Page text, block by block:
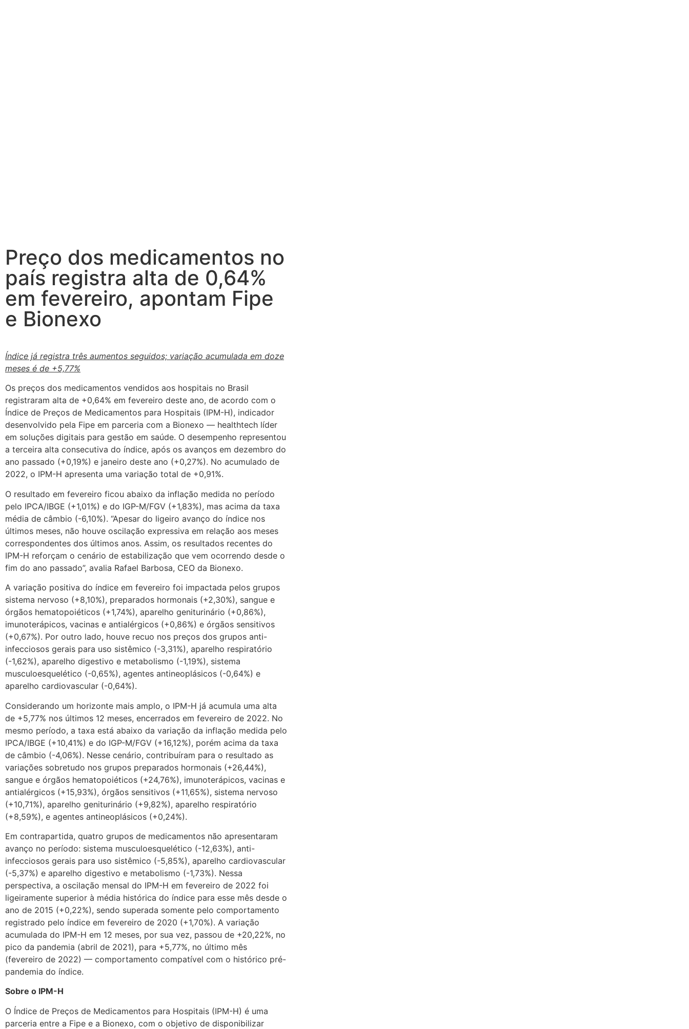
Preço dos medicamentos no
país registra alta de 0,64%
em fevereiro, apontam Fipe
e Bionexo
Índice já registra três aumentos seguidos; variação acumulada em doze
meses é de +5,77%
Os preços dos medicamentos vendidos aos hospitais no Brasil
registraram alta de +0,64% em fevereiro deste ano, de acordo com o
Índice de Preços de Medicamentos para Hospitais (IPM-H), indicador
desenvolvido pela Fipe em parceria com a Bionexo — healthtech líder
em soluções digitais para gestão em saúde. O desempenho representou
a terceira alta consecutiva do índice, após os avanços em dezembro do
ano passado (+0,19%) e janeiro deste ano (+0,27%). No acumulado de
2022, o IPM-H apresenta uma variação total de +0,91%.
O resultado em fevereiro ficou abaixo da inflação medida no período
pelo IPCA/IBGE (+1,01%) e do IGP-M/FGV (+1,83%), mas acima da taxa
média de câmbio (-6,10%). “Apesar do ligeiro avanço do índice nos
últimos meses, não houve oscilação expressiva em relação aos meses
correspondentes dos últimos anos. Assim, os resultados recentes do
IPM-H reforçam o cenário de estabilização que vem ocorrendo desde o
fim do ano passado”, avalia Rafael Barbosa, CEO da Bionexo.
A variação positiva do índice em fevereiro foi impactada pelos grupos
sistema nervoso (+8,10%), preparados hormonais (+2,30%), sangue e
órgãos hematopoiéticos (+1,74%), aparelho geniturinário (+0,86%),
imunoterápicos, vacinas e antialérgicos (+0,86%) e órgãos sensitivos
(+0,67%). Por outro lado, houve recuo nos preços dos grupos anti-
infecciosos gerais para uso sistêmico (-3,31%), aparelho respiratório
(-1,62%), aparelho digestivo e metabolismo (-1,19%), sistema
musculoesquelético (-0,65%), agentes antineoplásicos (-0,64%) e
aparelho cardiovascular (-0,64%).
Considerando um horizonte mais amplo, o IPM-H já acumula uma alta
de +5,77% nos últimos 12 meses, encerrados em fevereiro de 2022. No
mesmo período, a taxa está abaixo da variação da inflação medida pelo
IPCA/IBGE (+10,41%) e do IGP-M/FGV (+16,12%), porém acima da taxa
de câmbio (-4,06%). Nesse cenário, contribuíram para o resultado as
variações sobretudo nos grupos preparados hormonais (+26,44%),
sangue e órgãos hematopoiéticos (+24,76%), imunoterápicos, vacinas e
antialérgicos (+15,93%), órgãos sensitivos (+11,65%), sistema nervoso
(+10,71%), aparelho geniturinário (+9,82%), aparelho respiratório
(+8,59%), e agentes antineoplásicos (+0,24%).
Em contrapartida, quatro grupos de medicamentos não apresentaram
avanço no período: sistema musculoesquelético (-12,63%), anti-
infecciosos gerais para uso sistêmico (-5,85%), aparelho cardiovascular
(-5,37%) e aparelho digestivo e metabolismo (-1,73%). Nessa
perspectiva, a oscilação mensal do IPM-H em fevereiro de 2022 foi
ligeiramente superior à média histórica do índice para esse mês desde o
ano de 2015 (+0,22%), sendo superada somente pelo comportamento
registrado pelo índice em fevereiro de 2020 (+1,70%). A variação
acumulada do IPM-H em 12 meses, por sua vez, passou de +20,22%, no
pico da pandemia (abril de 2021), para +5,77%, no último mês
(fevereiro de 2022) — comportamento compatível com o histórico pré-
pandemia do índice.
Sobre o IPM-H
O Índice de Preços de Medicamentos para Hospitais (IPM-H) é uma
parceria entre a Fipe e a Bionexo, com o objetivo de disponibilizar